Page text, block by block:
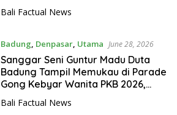
Bali Factual News
Badung Denpasar, Utama June 28, 2026
Sanggar Seni Guntur Madu Duta
Badung Tampil Memukau di Parade
Gong Kebyar Wanita PKB 2026,
Tiga Garapan
Bali Factual News